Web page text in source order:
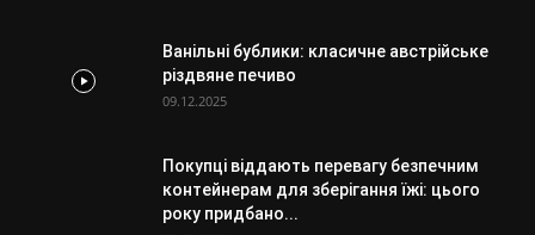
Ванільні бублики: класичне австрійське
різдвяне печиво
09.12.2025
Покупці віддають перевагу безпечним
контейнерам для зберігання їжі: цього
року придбано...